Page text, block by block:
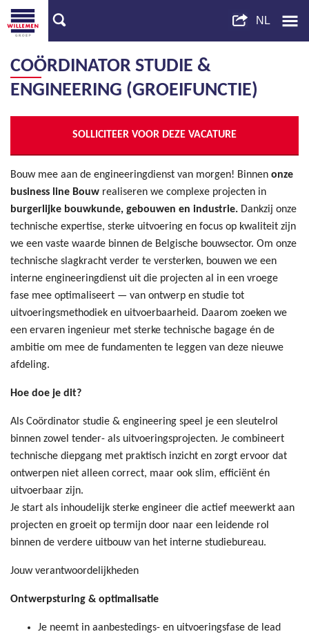
COÖRDINATOR STUDIE &
ENGINEERING (GROEIFUNCTIE)
SOLLICITEER VOOR DEZE VACATURE
Bouw mee aan de engineeringdienst van morgen! Binnen onze
business line Bouw realiseren we complexe projecten in
burgerlijke bouwkunde, gebouwen en industrie. Dankzij onze
technische expertise, sterke uitvoering en focus op kwaliteit zijn
we een vaste waarde binnen de Belgische bouwsector. Om onze
technische slagkracht verder te versterken, bouwen we een
interne engineeringdienst uit die projecten al in een vroege
fase mee optimaliseert — van ontwerp en studie tot
uitvoeringsmethodiek en uitvoerbaarheid. Daarom zoeken we
een ervaren ingenieur met sterke technische bagage én de
ambitie om mee de fundamenten te leggen van deze nieuwe
afdeling.
Hoe doe je dit?
Als Coördinator studie & engineering speel je een sleutelrol
binnen zowel tender- als uitvoeringsprojecten. Je combineert
technische diepgang met praktisch inzicht en zorgt ervoor dat
ontwerpen niet alleen correct, maar ook slim, efficiënt én
uitvoerbaar zijn.
Je start als inhoudelijk sterke engineer die actief meewerkt aan
projecten en groeit op termijn door naar een leidende rol
binnen de verdere uitbouw van het interne studiebureau.
Jouw verantwoordelijkheden
Ontwerpsturing & optimalisatie
Je neemt in aanbestedings- en uitvoeringsfase de lead